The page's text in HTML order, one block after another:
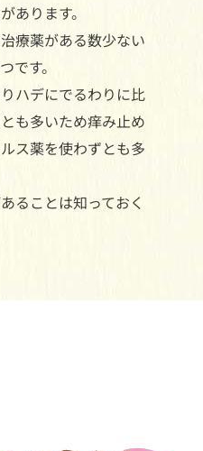
あります。
療薬がある数少ない
です。
ハデにでるわりに比
も多いため痒み止め
ス薬を使わずとも多
ることは知っておく